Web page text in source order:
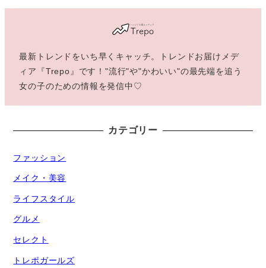
最新トレンドをいち早くキャッチ。トレンドお届けメデ
ィア『Trepo』です！"流行"や"かわいい"の最先端を追う
女の子のための情報を発信中♡
カテゴリー
ファッション
メイク・美容
ライフスタイル
グルメ
セレクト
トレポガールズ